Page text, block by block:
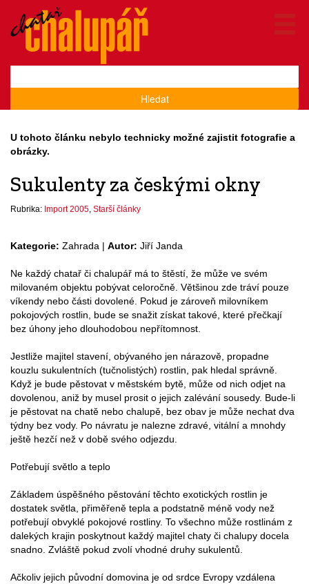
Hledat
U tohoto článku nebylo technicky možné zajistit fotografie a
obrázky.
Sukulenty za českými okny
Rubrika: Import 2005 Starší články
Kategorie: Zahrada | Autor: Jiří Janda
Ne každý chatař či chalupář má to štěstí, že může ve svém
milovaném objektu pobývat celoročně. Většinou zde tráví pouze
víkendy nebo části dovolené. Pokud je zároveň milovníkem
pokojových rostlin, bude se snažit získat takové, které přečkají
bez úhony jeho dlouhodobou nepřítomnost.
Jestliže majitel stavení, obývaného jen nárazově, propadne
kouzlu sukulentních (tučnolistých) rostlin, pak hledal správně.
Když je bude pěstovat v městském bytě, může od nich odjet na
dovolenou, aniž by musel prosit o jejich zalévání sousedy. Bude-li
je pěstovat na chatě nebo chalupě, bez obav je může nechat dva
týdny bez vody. Po návratu je nalezne zdravé, vitální a mnohdy
ještě hezčí než v době svého odjezdu.
Potřebují světlo a teplo
Základem úspěšného pěstování těchto exotických rostlin je
dostatek světla, přiměřeně tepla a podstatně méně vody než
potřebují obvyklé pokojové rostliny. To všechno může rostlinám z
dalekých krajin poskytnout každý majitel chaty či chalupy docela
snadno. Zvláště pokud zvolí vhodné druhy sukulentů.
Ačkoliv jejich původní domovina je od srdce Evropy vzdálena